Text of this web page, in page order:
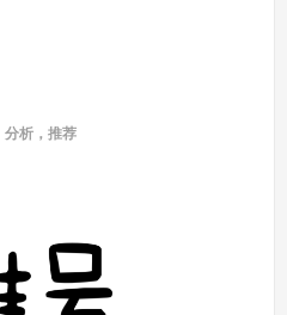
分析，推荐